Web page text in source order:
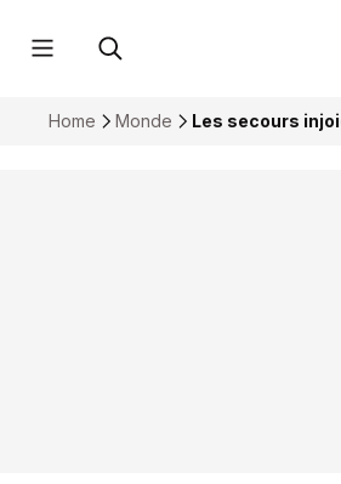
Home Monde Les secours